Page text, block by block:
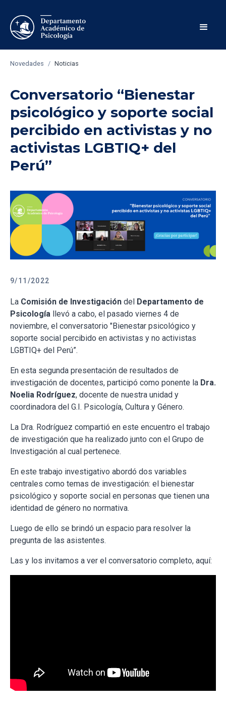
Novedades / Noticias
Conversatorio “​Bienestar
psicológico y soporte social
percibido en activistas y no
activistas LGBTIQ+ del
Perú”
9/11/2022
La Comisión de Investigación del
Departamento de
Psicología llevó a cabo, el pasado viernes 4 de
noviembre, el conversatorio "Bienestar psicológico y
soporte social percibido en activistas y no activistas
LGBTIQ+ del Perú”.
En esta segunda presentación de resultados de
investigación de docentes, participó como ponente la Dra.
Noelia Rodríguez, docente de nuestra unidad y
coordinadora del G.I. Psicología, Cultura y Género.
La Dra. Rodríguez compartió en este encuentro el trabajo
de investigación que ha realizado junto con el Grupo de
Investigación al cual pertenece.
En este trabajo investigativo abordó dos variables
centrales como temas de investigación: el bienestar
psicológico y soporte social en personas que tienen una
identidad de género no normativa.
Luego de ello se brindó un espacio para resolver la
pregunta de las asistentes.
Las y los invitamos a ver el conversatorio completo, aquí: